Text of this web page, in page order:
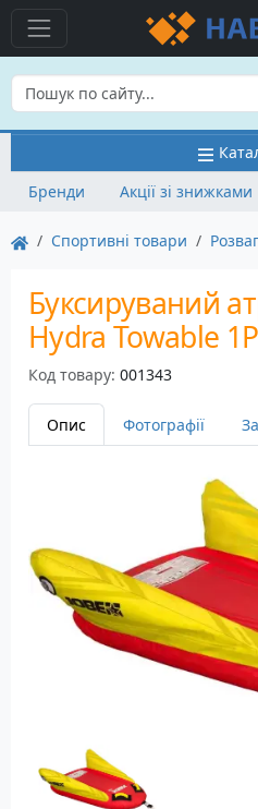
Бренди
Акції зі знижками
Спортивні товари
Буксируваний
Hydra Towable
Код товару: 001343
Опис Фотографії